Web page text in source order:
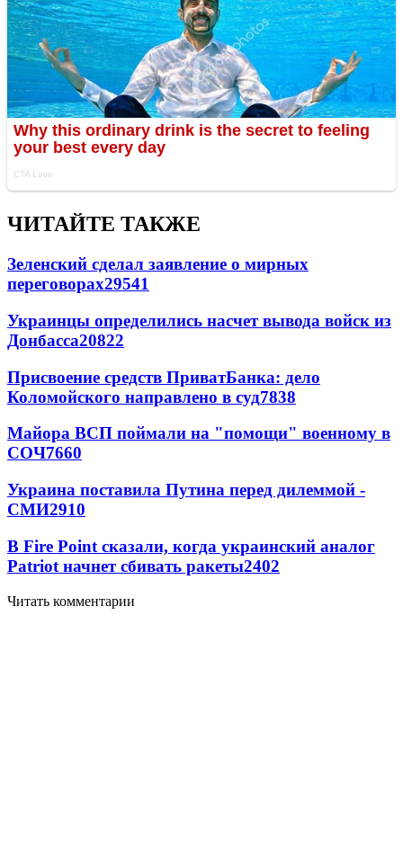
ЧИТАЙТЕ ТАКЖЕ
Зеленский сделал заявление о мирных
переговорах29541
Украинцы определились насчет вывода войск из
Донбасса20822
Присвоение средств ПриватБанка: дело
Коломойского направлено в суд7838
Майора ВСП поймали на "помощи" военному в
СОЧ7660
Украина поставила Путина перед дилеммой -
СМИ2910
В Fire Point сказали, когда украинский аналог
Patriot начнет сбивать ракеты2402
Читать комментарии